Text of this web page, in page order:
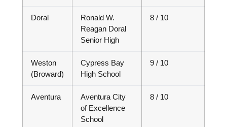
Doral
Ronald W.
Reagan Doral
Senior High
8 / 10
Weston
(Broward)
Cypress Bay
High School
9 / 10
Aventura
Aventura City
of Excellence
School
8 / 10